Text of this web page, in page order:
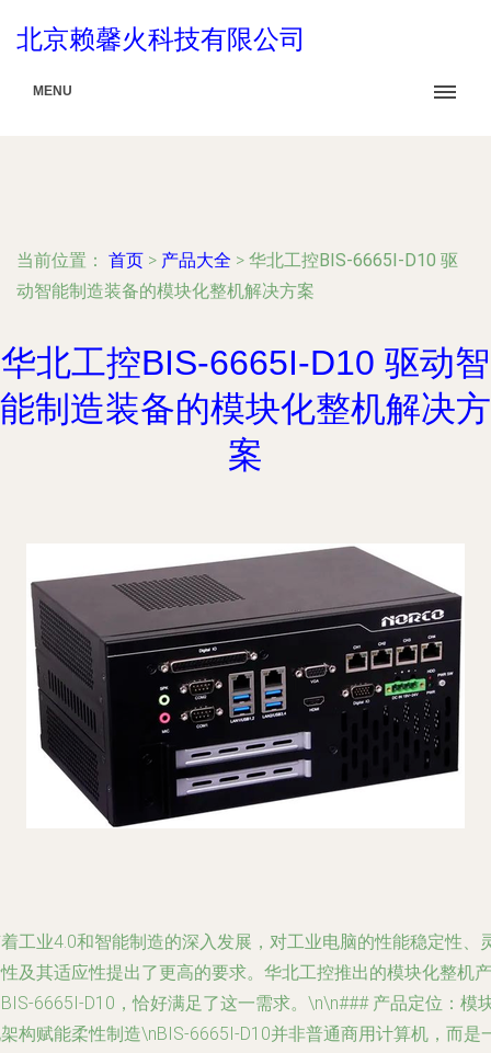
北京赖馨火科技有限公司
MENU
当前位置： 首页 > 产品大全 > 华北工控BIS-6665I-D10 驱
动智能制造装备的模块化整机解决方案
华北工控BIS-6665I-D10 驱动智
能制造装备的模块化整机解决方
案
工业4.0和智能制造的深入发展，对工业电脑的性能稳定性、
及其适应性提出了更高的要求。华北工控推出的模块化整机产
6665I-D10，恰好满足了这一需求。\n\n### 产品定位：模
构赋能柔性制造\nBIS-6665I-D10并非普通商用计算机，而是